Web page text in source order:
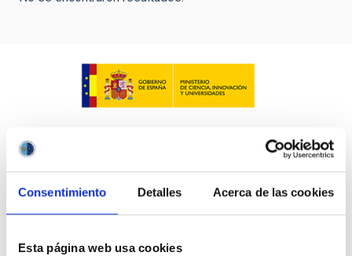
Consentimiento Detalles Acerca de las cookies
Esta página web usa cookies